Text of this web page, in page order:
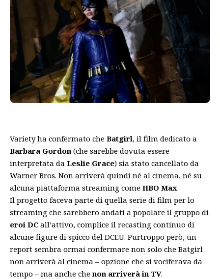
Variety ha confermato che Batgirl, il film dedicato a
Barbara Gordon (che sarebbe dovuta essere
interpretata da Leslie Grace) sia stato cancellato da
Warner Bros. Non arriverà quindi né al cinema, né su
alcuna piattaforma streaming come HBO Max.
Il progetto faceva parte di quella serie di film per lo
streaming che sarebbero andati a popolare il gruppo di
eroi DC all’attivo, complice il recasting continuo di
alcune figure di spicco del DCEU. Purtroppo però, un
report sembra ormai confermare non solo che Batgirl
non arriverà al cinema – opzione che si vociferava da
tempo – ma anche chenon arriverà in TV.